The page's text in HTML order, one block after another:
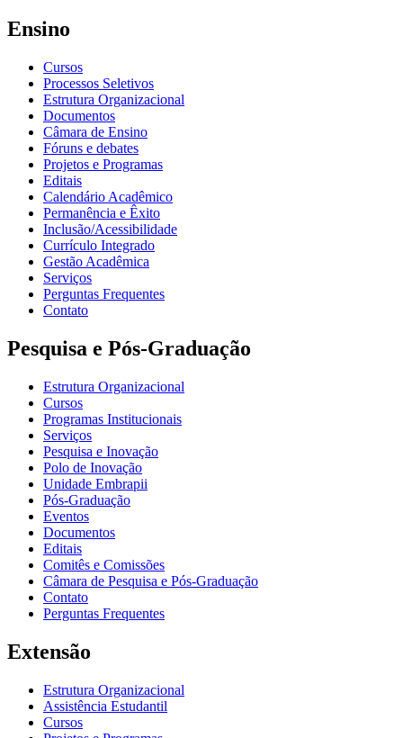
Ensino
Cursos
Processos Seletivos
Estrutura Organizacional
Documentos
Câmara de Ensino
Fóruns e debates
Projetos e Programas
Editais
Calendário Acadêmico
Permanência e Êxito
Inclusão/Acessibilidade
Currículo Integrado
Gestão Acadêmica
Serviços
Perguntas Frequentes
Contato
Pesquisa e Pós-Graduação
Estrutura Organizacional
Cursos
Programas Institucionais
Serviços
Pesquisa e Inovação
Polo de Inovação
Unidade Embrapii
Pós-Graduação
Eventos
Documentos
Editais
Comitês e Comissões
Câmara de Pesquisa e Pós-Graduação
Contato
Perguntas Frequentes
Extensão
Estrutura Organizacional
Assistência Estudantil
Cursos